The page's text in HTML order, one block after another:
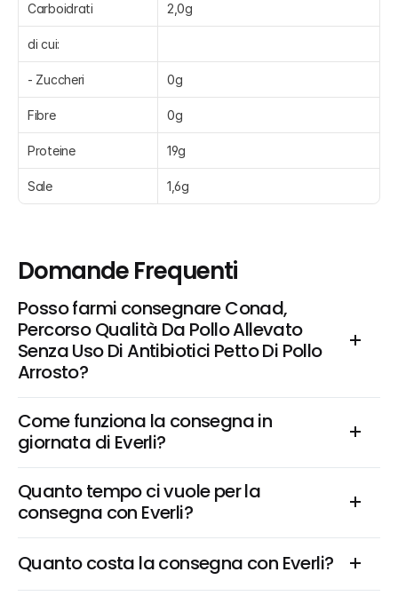
Carboidrati 2,0g
di cui:
- Zuccheri 0g
Fibre 0g
Proteine 19g
Sale 1,6g
Domande Frequenti
Posso farmi consegnare Conad,
Percorso Qualità Da Pollo Allevato
Senza Uso Di Antibiotici Petto Di Pollo
Arrosto?
Come funziona la consegna in
giornata di Everli?
Quanto tempo ci vuole per la
consegna con Everli?
Quanto costa la consegna con Everli?